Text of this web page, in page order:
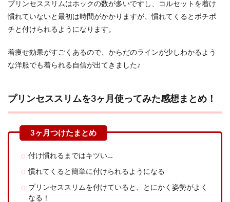
プリンセススリムはホックの数が多いですし、コルセットを着け
慣れていないと最初は時間がかかりますが、慣れてくるとポチポ
チと付けられるようになります。
着痩せ効果がすごくあるので、からだのラインが少しわかるよう
な洋服でも着られる自信が出てきました♪
プリンセススリムを3ヶ月使ってみた感想まとめ！
付け慣れるまではキツい…
慣れてくると簡単に付けられるようになる
プリンセススリムを付けていると、とにかく姿勢がよく
なる！